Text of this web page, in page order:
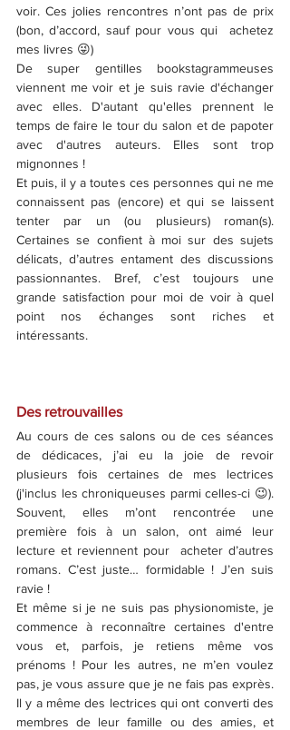
voir. Ces jolies rencontres n’ont pas de prix
(bon, d’accord, sauf pour vous qui  achetez
mes livres 😜)
De super gentilles bookstagrammeuses
viennent me voir et je suis ravie d'échanger
avec elles. D'autant qu'elles prennent le
temps de faire le tour du salon et de papoter
avec d'autres auteurs. Elles sont trop
mignonnes !
Et puis, il y a toutes ces personnes qui ne me
connaissent pas (encore) et qui se laissent
tenter par un (ou plusieurs) roman(s).
Certaines se confient à moi sur des sujets
délicats, d’autres entament des discussions
passionnantes. Bref, c’est toujours une
grande satisfaction pour moi de voir à quel
point nos échanges sont riches et
intéressants.
Des retrouvailles
Au cours de ces salons ou de ces séances
de dédicaces, j’ai eu la joie de revoir
plusieurs fois certaines de mes lectrices
(j'inclus les chroniqueuses parmi celles-ci 😉).
Souvent, elles m’ont rencontrée une
première fois à un salon, ont aimé leur
lecture et reviennent pour  acheter d’autres
romans. C’est juste… formidable ! J’en suis
ravie !
Et même si je ne suis pas physionomiste, je
commence à reconnaître certaines d'entre
vous et, parfois, je retiens même vos
prénoms ! Pour les autres, ne m’en voulez
pas, je vous assure que je ne fais pas exprès.
Il y a même des lectrices qui ont converti des
membres de leur famille ou des amies, et